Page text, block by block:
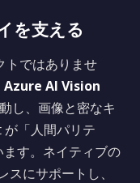
を支える
トではありませ
Azure AI Vision
し、画像と密なキ
「人間パリテ
す。ネイティブの
にサポートし、